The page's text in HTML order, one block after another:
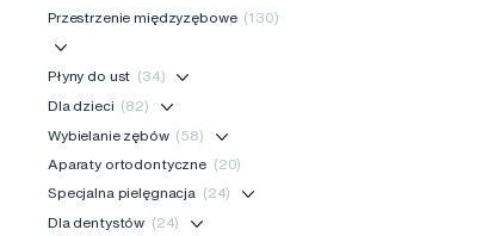
Przestrzenie międzyzębowe (130)
Płyny do ust (34)
Dla dzieci (82)
Wybielanie zębów (58)
Aparaty ortodontyczne (20)
Specjalna pielęgnacja (24)
Dla dentystów (24)